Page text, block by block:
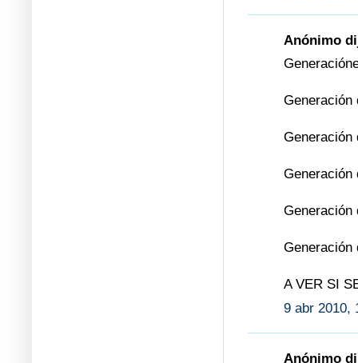
Anónimo
Generación
Generación
Generación
Generación
Generación
A VER SI
9 abr 2010,
Anónimo